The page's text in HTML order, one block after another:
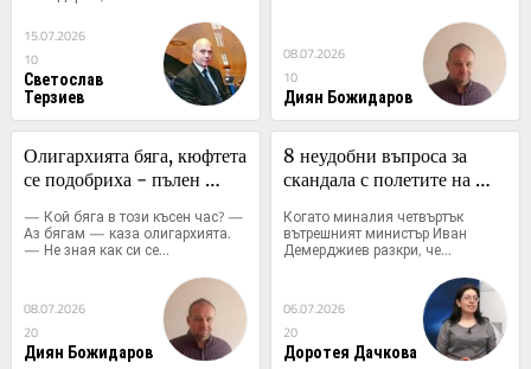
15.07.2026
10
Светослав
Терзиев
08.07.2026
10
Диян Божидаров
Олигархията бяга, кюфтета
се подобриха - пълен
— Кой бяга в този късен час? —
Аз бягам — каза олигархията.
— Не зная как си се...
08.07.2026
20
Диян Божидаров
8 неудобни въпроса за
скандала с полетите на
Когато миналия четвъртък
вътрешният министър Иван
Демерджиев разкри, че...
06.07.2026
20
Доротея Дачкова